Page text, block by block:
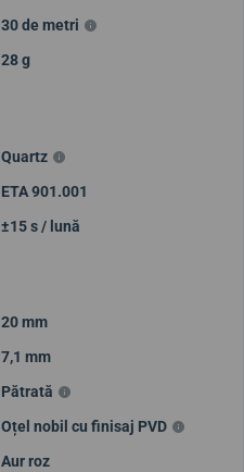
30 de metri
28 g
Quartz
ETA 901.001
±15 s / lună
20 mm
7,1 mm
Pătrată
Oțel nobil cu finisaj PVD
Aur roz